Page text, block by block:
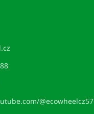
@ecowheelcz57